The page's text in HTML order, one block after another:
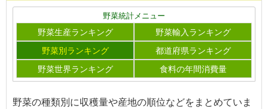
野菜統計メニュー
野菜生産ランキング
野菜輸入ランキング
野菜別ランキング
都道府県ランキング
野菜世界ランキング
食料の年間消費量
野菜の種類別に収穫量や産地の順位などをまとめていま